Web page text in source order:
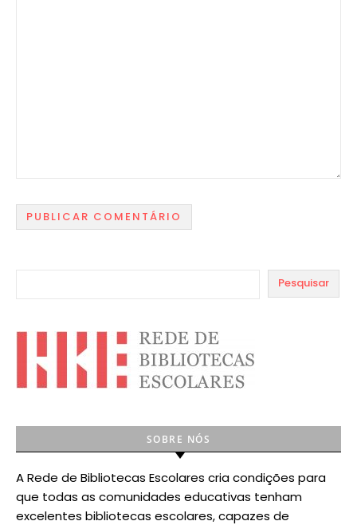
Pesquisar
SOBRE NÓS
A Rede de Bibliotecas Escolares cria condições para
que todas as comunidades educativas tenham
excelentes bibliotecas escolares, capazes de